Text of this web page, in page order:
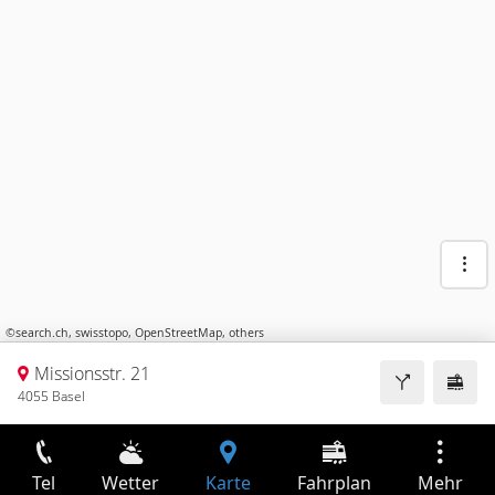
©search.ch, swisstopo, OpenStreetMap, others
Missionsstr. 21
4055 Basel
Tel Wetter Karte Fahrplan Mehr